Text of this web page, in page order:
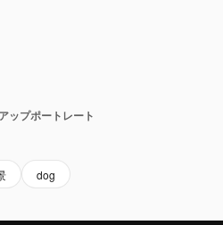
ップポートレート
dog